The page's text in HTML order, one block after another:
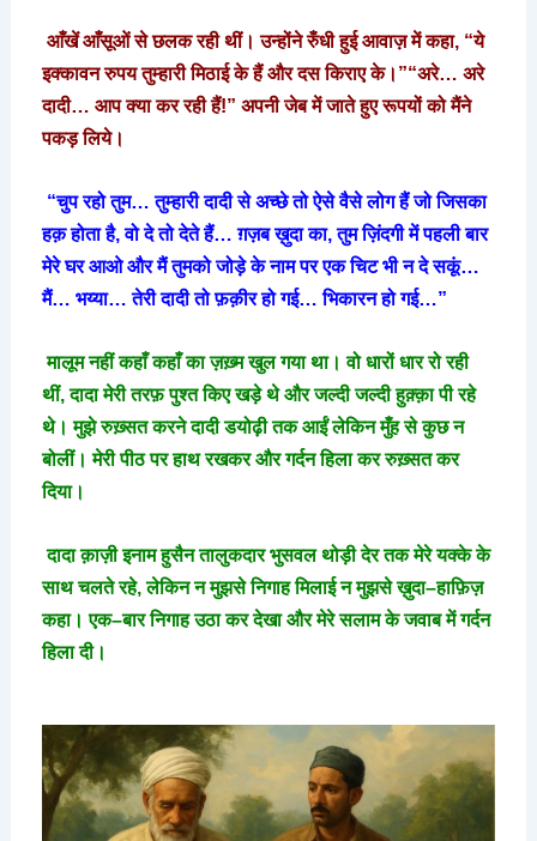
आँखें आँसूओं से छलक रही थीं। उन्होंने रुँधी हुई आवाज़ में कहा, “ये
इक्कावन रुपय तुम्हारी मिठाई के हैं और दस किराए के। ”“अरे…अरे
दादी…आप क्या कर रही हैं!”अपनी जेब में जाते हुए रूपयों को मैंने
पकड़ लिये।
“चुप रहो तुम…तुम्हारी दादी से अच्छे तो ऐसे वैसे लोग हैं जो जिसका
हक़ होता है,वो दे तो देते हैं…ग़ज़ब ख़ुदा का,तुम ज़िंदगी में पहली बार
मेरे घर आओ और मैं तुमको जोड़े के नाम पर एक चिट भी न दे सकूं…
मैं…भय्या…तेरी दादी तो फ़क़ीर हो गई…भिकारन हो गई…”
मालूम नहीं कहाँ कहाँ का ज़ख़्म खुल गया था। वो धारों धार रो रही
थीं,दादा मेरी तरफ़ पुश्त किए खड़े थे और जल्दी जल्दी हुक़्क़ा पी रहे
थे। मुझे रुख़्सत करने दादी डयोढ़ी तक आईं लेकिन मुँह से कुछ न
बोलीं। मेरी पीठ पर हाथ रखकर और गर्दन हिला कर रुख़्सत कर
दिया।
दादा क़ाज़ी इनाम हुसैन तालुकदार भुसवल थोड़ी देर तक मेरे यक्के के
साथ चलते रहे,लेकिन न मुझसे निगाह मिलाई न मुझसे ख़ुदा–हाफ़िज़
कहा। एक–बार निगाह उठा कर देखा और मेरे सलाम के जवाब में गर्दन
हिला दी।